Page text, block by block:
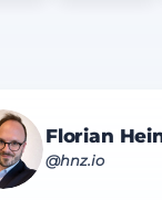
Florian
@hnz.io